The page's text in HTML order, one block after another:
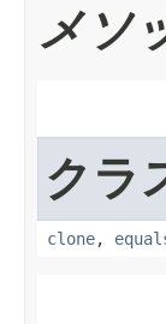
メソ
クラ
clone,